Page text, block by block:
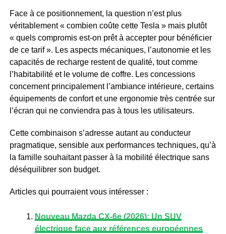
Face à ce positionnement, la question n’est plus
véritablement « combien coûte cette Tesla » mais plutôt
« quels compromis est-on prêt à accepter pour bénéficier
de ce tarif ». Les aspects mécaniques, l’autonomie et les
capacités de recharge restent de qualité, tout comme
l’habitabilité et le volume de coffre. Les concessions
concernent principalement l’ambiance intérieure, certains
équipements de confort et une ergonomie très centrée sur
l’écran qui ne conviendra pas à tous les utilisateurs.
Cette combinaison s’adresse autant au conducteur
pragmatique, sensible aux performances techniques, qu’à
la famille souhaitant passer à la mobilité électrique sans
déséquilibrer son budget.
Articles qui pourraient vous intéresser :
Nouveau Mazda CX-6e (2026): Un SUV
électrique face aux références européennes